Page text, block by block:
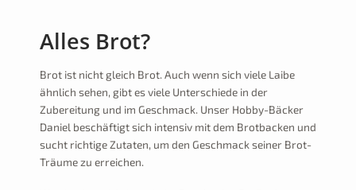
Kontakt
Alles Brot?
Brot ist nicht gleich Brot. Auch wenn sich viele Laibe
ähnlich sehen, gibt es viele Unterschiede in der
Zubereitung und im Geschmack. Unser Hobby-Bäcker
Daniel beschäftigt sich intensiv mit dem Brotbacken und
sucht richtige Zutaten, um den Geschmack seiner Brot-
Träume zu erreichen.